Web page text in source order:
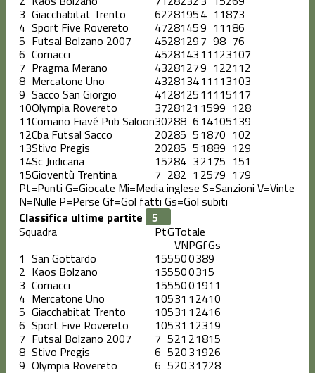
3 Giacchabitat Trento 62281954 11873
4 Sport Five Rovereto 47281459 11186
5 Futsal Bolzano 2007 45281297 98 76
6 Cornacci 452814311123107
7 Pragma Merano 43281279 122112
8 Mercatone Uno 432813411113103
9 Sacco San Giorgio 412812511115117
10Olympia Rovereto 3728121 1599 128
11Comano Fiavé Pub Saloon30288 614105139
12Cba Futsal Sacco 20285 51870 102
13Stivo Pregis 20285 51889 129
14Sc Judicaria 15284 32175 151
15Gioventù Trentina 7 282 1 2579 179
Pt=Punti G=Giocate Mi=Media inglese S=Sanzioni V=Vinte
N=Nulle P=Perse Gf=Gol fatti Gs=Gol subiti
Classifica ultime partite
Squadra
PtGTotale
VNPGfGs
1 San Gottardo 155500389
2 Kaos Bolzano 155500315
3 Cornacci 1555001911
4 Mercatone Uno 10531 1 2410
5 Giacchabitat Trento 10531 1 2416
6 Sport Five Rovereto 10531 1 2319
7 Futsal Bolzano 2007 7 521 21815
8 Stivo Pregis 6 52031926
9 Olympia Rovereto 6 52031728